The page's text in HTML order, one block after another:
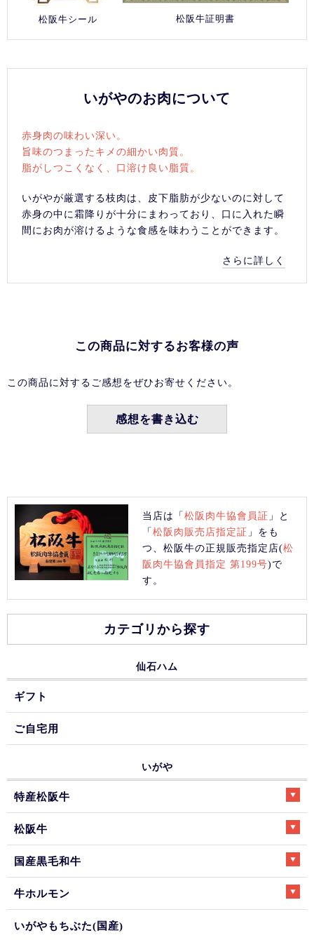
松阪牛証明書
松阪牛シール
いがやのお肉について
赤身肉の味わい深い。
旨味のつまったキメの細かい肉質。
脂がしつこくなく、口溶け良い脂質。
いがやが厳選する枝肉は、皮下脂肪が少ないのに対して
赤身の中に霜降りが十分にまわっており、口に入れた瞬
間にお肉が溶けるような食感を味わうことができます。
さらに詳しく
この商品に対するお客様の声
この商品に対するご感想をぜひお寄せください。
感想を書き込む
当店は「松阪肉牛協會員証 」と
「松阪肉販売店指定証 」をも
つ、松阪牛の正規販売指定店(松
阪肉牛協會員指定 第199号)で
す。
カテゴリから探す
仙石ハム
ギフト
ご自宅用
いがや
特産松阪牛
松阪牛
国産黒毛和牛
牛ホルモン
いがやもちぶた(国産)